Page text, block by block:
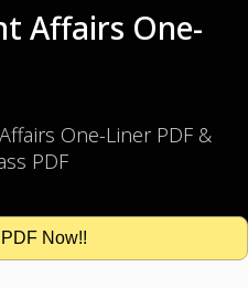
Affairs One-
One-Liner PDF &
PDF
Now!!